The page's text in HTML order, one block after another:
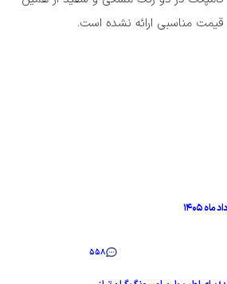
مناسبی ارائه نشده است.
۱۴۰۵
558